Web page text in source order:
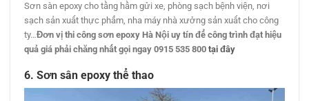
Sơn sàn epoxy cho tầng hầm gửi xe, phòng sạch bệnh viện, nơi
sạch sản xuất thực phẩm, nha máy nhà xưởng sản xuất cho công
ty…Đơn vị thi công sơn epoxy Hà Nội uy tín để công trình đạt hiệu
quả giá phải chăng nhất gọi ngay 0915 535 800tại đây
6. Sơn sân epoxy thể thao